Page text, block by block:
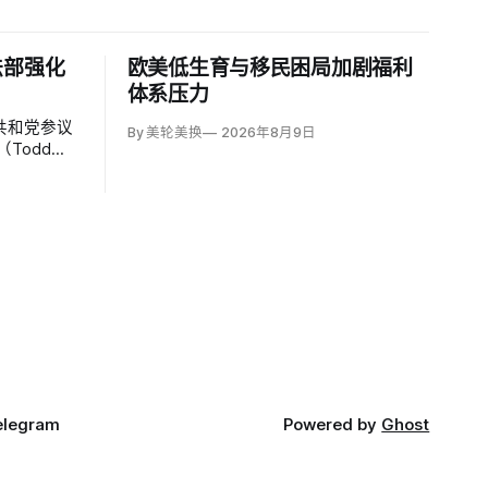
强化
和党参议
Todd
欧美低生育与移民困局加剧福利
体系压力
By 美轮美换 2026年8月9日
Powered by Ghost